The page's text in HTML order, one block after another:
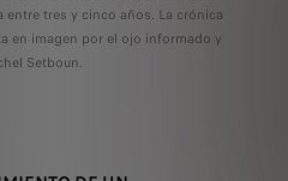
entre tres y cinco años. La crónica
en imagen por el ojo informado y
Setboun.